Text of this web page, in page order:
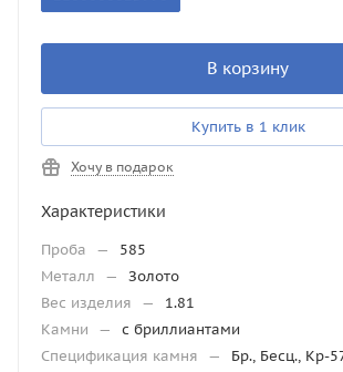
В корзину
Купить в 1 клик
Хочу в подарок
Характеристики
Проба —
585
Металл
—
Золото
Вес изделия
—
1.81
Камни
—
с бриллиантами
Спецификация камня
—
Бр., Бесц., Кр-